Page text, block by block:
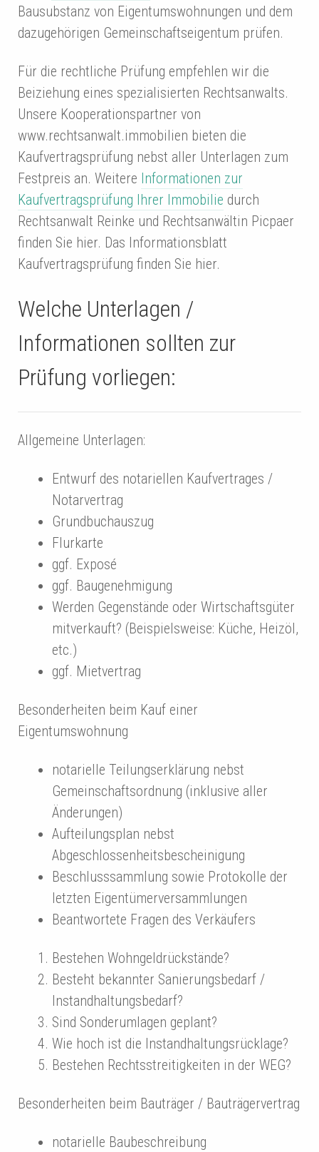
Bausubstanz von Eigentumswohnungen und dem
dazugehörigen Gemeinschaftseigentum prüfen.
Für die rechtliche Prüfung empfehlen wir die
Beiziehung eines spezialisierten Rechtsanwalts.
Unsere Kooperationspartner von
www.rechtsanwalt.immobilien bieten die
Kaufvertragsprüfung nebst aller Unterlagen zum
Festpreis an. Weitere Informationen zur
Kaufvertragsprüfung Ihrer Immobilie durch
Rechtsanwalt Reinke und Rechtsanwältin Picpaer
finden Sie hier. Das Informationsblatt
Kaufvertragsprüfung finden Sie hier.
Welche Unterlagen /
Informationen sollten zur
Prüfung vorliegen:
Allgemeine Unterlagen:
Entwurf des notariellen Kaufvertrages /
Notarvertrag
Grundbuchauszug
Flurkarte
ggf. Exposé
ggf. Baugenehmigung
Werden Gegenstände oder Wirtschaftsgüter
mitverkauft? (Beispielsweise: Küche, Heizöl,
etc.)
ggf. Mietvertrag
Besonderheiten beim Kauf einer
Eigentumswohnung
notarielle Teilungserklärung nebst
Gemeinschaftsordnung (inklusive aller
Änderungen)
Aufteilungsplan nebst
Abgeschlossenheitsbescheinigung
Beschlusssammlung sowie Protokolle der
letzten Eigentümerversammlungen
Beantwortete Fragen des Verkäufers
Bestehen Wohngeldrückstände?
Besteht bekannter Sanierungsbedarf /
Instandhaltungsbedarf?
Sind Sonderumlagen geplant?
Wie hoch ist die Instandhaltungsrücklage?
Bestehen Rechtsstreitigkeiten in der WEG?
Besonderheiten beim Bauträger / Bauträgervertrag
notarielle Baubeschreibung